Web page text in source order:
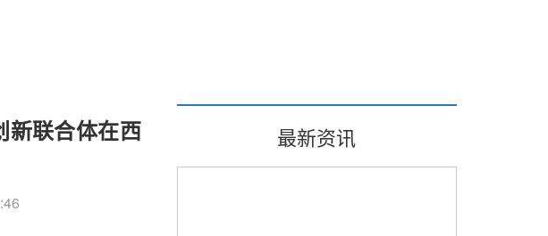
联合体在西
最新资讯